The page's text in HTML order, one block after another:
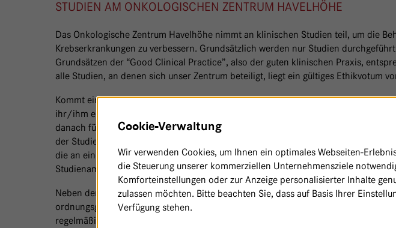
STUDIEN AM ONKOLOGISCHEN ZENTRUM HAVELHÖHE
Das Onkologische Zentrum Havelhöhe nimmt an klinischen Studien teil, um die
Krebserkrankungen zu verbessern. Grundsätzlich werden nur Studien
Grundsätzen der “Good Clinical Practice”, also der guten klinischen Praxis,
alle Studien, an denen sich unser Zentrum beteiligt, liegt ein gültiges Ethikvotum
Kommt eine Patientin/ein Patient für eine Studie in Frage, so führt der
ihr/ihm ein ausführliches Aufklärungsgespräch. Entscheidet sich die Patientin/der
danach für eine Teilnahme (mit schriftlicher Einverständniserklärung), werden die
der Studienambulanz informiert und in die Betreuung eingebunden. Patientinnen
die an einer Studie teilnehmen möchten, werden gebeten, sich vor der Entlassung
Studienambulanz vorzustellen.
Neben der Studienassistentin Antje Merkle sind im Zentrum zwei Prüfärzte tätig,
ordnungsgemäße Durchführung der Studien gewährleisten. Die
regelmäßig an den wöchentlich stattfindenden Tumorkonferenzen teil und
Cookie-Verwaltung
Wir verwenden Cookies, um Ihnen ein optimales Webseiten-
die Steuerung unserer kommerziellen Unternehmensziele
Komforteinstellungen oder zur Anzeige personalisierter Inhalte
zulassen möchten. Bitte beachten Sie, dass auf Basis Ihrer
Verfügung stehen.